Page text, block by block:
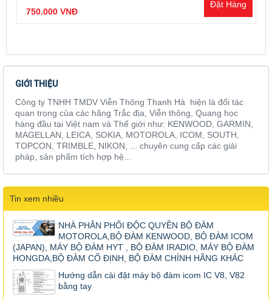
750.000 VNĐ
Đặt Hàng
GIỚI THIỆU
Công ty TNHH TMDV Viễn Thông Thanh Hà hiện là đối tác
quan trọng của các hãng Trắc địa, Viễn thông, Quang học
hàng đầu tại Việt nam và Thế giới như: KENWOOD, GARMIN,
MAGELLAN, LEICA, SOKIA, MOTOROLA, ICOM, SOUTH,
TOPCON, TRIMBLE, NIKON, ... chuyên cung cấp các giải
pháp, sản phẩm tích hợp hệ...
Tin xem nhiều
NHÀ PHÂN PHỐI ĐỘC QUYỀN BỘ ĐÀM
MOTOROLA,BỘ ĐÀM KENWOOD, BỘ ĐÀM ICOM
(JAPAN), MÁY BỘ ĐÀM HYT , BỘ ĐÀM IRADIO, MÁY BỘ ĐÀM
HONGDA,BỘ ĐÀM CỐ ĐỊNH, BỘ ĐÀM CHÍNH HÃNG KHÁC
Hướng dẫn cài đặt máy bộ đàm icom IC V8, V82
bằng tay